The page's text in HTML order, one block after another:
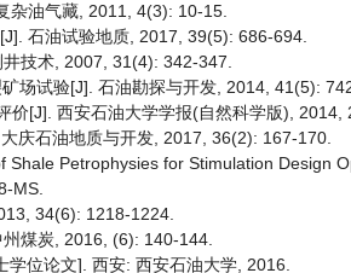
杂油气藏, 2011, 4(3): 10-15.
石油试验地质, 2017, 39(5): 686-694.
技术, 2007, 31(4): 342-347.
场试验[J]. 石油勘探与开发, 2014, 41(5):
[J]. 西安石油大学学报(自然科学版), 2014,
庆石油地质与开发, 2017, 36(2): 167-170.
Petrophysies for Stimulation Design
MS.
34(6): 1218-1224.
煤炭, 2016, (6): 140-144.
位论文]. 西安: 西安石油大学, 2016.